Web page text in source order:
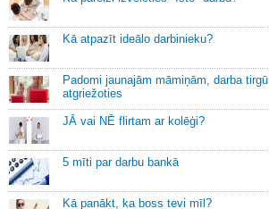
Kā atpazīt ideālo darbinieku?
Padomi jaunajām māmiņām, darba tirgū
atgriežoties
JĀ vai NĒ flirtam ar kolēģi?
5 mīti par darbu bankā
Kā panākt, ka boss tevi mīl?